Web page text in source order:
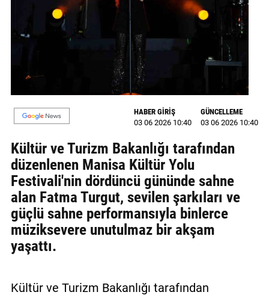
DÜNYA
MAGAZİN
YAZARLAR
ULAŞIN
Künye
İletişim
Gizlilik
Politikası
HABER GİRİŞ
03 06 2026 10:40
GÜNCELLEME
03 06 2026 10:40
Kültür ve Turizm Bakanlığı tarafından
düzenlenen Manisa Kültür Yolu
Festivali'nin dördüncü gününde sahne
alan Fatma Turgut, sevilen şarkıları ve
güçlü sahne performansıyla binlerce
müziksevere unutulmaz bir akşam
yaşattı.
Kültür ve Turizm Bakanlığı tarafından